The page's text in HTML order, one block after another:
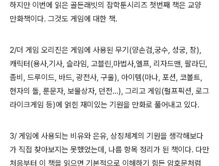
하지만 이번에 읽은 골든래빗의 잡학툰시리즈 첫번째 책은 교양
만화책이다. 그것도 게임에 대한 책.
2/더 게임 오리진은 게임에 사용된 무기(양손검,궁수, 성궁, 창),
캐릭터(용사,기사, 슬라임, 고블린,마법사,엘프, 리자드맨, 팔라딘,
좀비, 드루이드, 바드, 광전사, 구울), 아이템(마나, 포션, 코볼트,
현자의 돌, 룬문자, 보물상자, 던전...), 그리고 게임(펄프픽션, 로그
라이크게임 등)에 얽힌 재미있는 기원을 만화로 풀어내고 있다.
3/ 게임에 사용되는 비유와 은유, 상징체계의 기원을 생각해보다
가 직접 찾아보지는 못했었는데, 나름 항목 정리가 된 책이다. 다만
처음부터 이 책을 읽으면 기본적으로 이해하기 힘든 암호문처럼